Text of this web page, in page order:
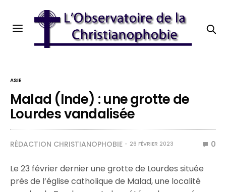
ASIE
Malad (Inde) : une grotte de
Lourdes vandalisée
RÉDACTION CHRISTIANOPHOBIE 26 FÉVRIER 2023 0
Le 23 février dernier une grotte de Lourdes située
près de l’église catholique de Malad, une localité